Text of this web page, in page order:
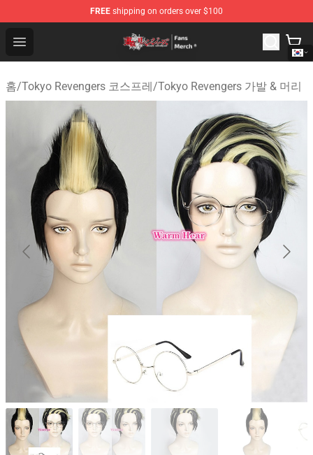
FREE shipping on orders over $100
Open menu
Tokyo Revengers Store - Official Tokyo Revengers
홈/Tokyo Revengers 코스프레/Tokyo Revengers 가발 & 머리